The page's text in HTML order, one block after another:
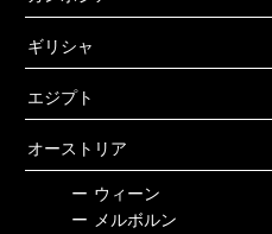
ギリシャ
エジプト
オーストリア
ー ウィーン
ー メルボルン